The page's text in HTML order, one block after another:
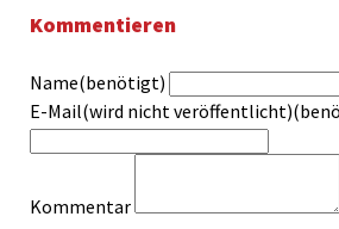
Kommentieren
Name(benötigt)
E-Mail(wird nicht
Kommentar